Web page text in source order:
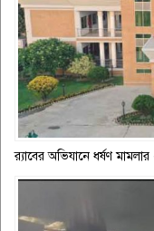
র‌্যাবের অভিযানে ধর্ষণ